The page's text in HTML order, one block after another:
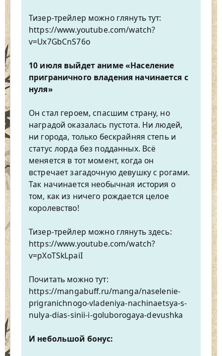
Тизер-трейлер можно глянуть тут:
https://www.youtube.com/watch?
v=Ux7GbCnS76o
10 июля выйдет аниме «Население
приграничного владения начинается с
нуля»
Он стал героем, спасшим страну, но
наградой оказалась пустота. Ни людей,
ни города, только бескрайняя степь и
статус лорда без подданных. Всё
меняется в тот момент, когда он
встречает загадочную девушку с рогами.
Так начинается необычная история о
том, как из ничего рождается целое
королевство!
Тизер-трейлер можно глянуть здесь:
https://www.youtube.com/watch?
v=pXoTSkLpaiI
Почитать можно тут:
https://mangabuff.ru/manga/naselenie-
prigranichnogo-vladeniya-nachinaetsya-s-
nulya-dias-sinii-i-goluborogaya-devushka
И небольшой бонус: